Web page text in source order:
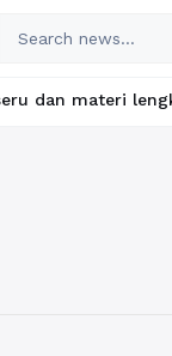
lengkap